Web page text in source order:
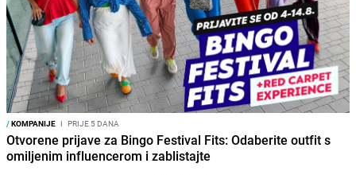
/KOMPANIJE I PRIJE 5 DANA
Otvorene prijave za Bingo Festival Fits: Odaberite outfit s
omiljenim influencerom i zablistajte